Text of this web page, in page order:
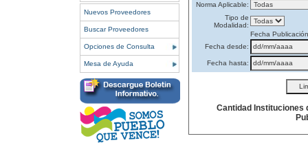
Nuevos Proveedores
Buscar Proveedores
Opciones de Consulta
Mesa de Ayuda
Norma Aplicable:
Tipo de
Modalidad:
Fecha Publicación
Fecha desde:
Fecha hasta:
Cantidad Instituciones